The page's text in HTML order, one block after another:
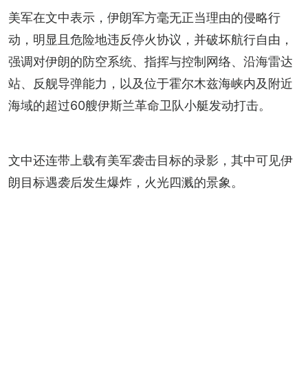
美军在文中表示，伊朗军方毫无正当理由的侵略行
动，明显且危险地违反停火协议，并破坏航行自由，
强调对伊朗的防空系统、指挥与控制网络、沿海雷达
站、反舰导弹能力，以及位于霍尔木兹海峡内及附近
海域的超过60艘伊斯兰革命卫队小艇发动打击。
文中还连带上载有美军袭击目标的录影，其中可见伊
朗目标遇袭后发生爆炸，火光四溅的景象。